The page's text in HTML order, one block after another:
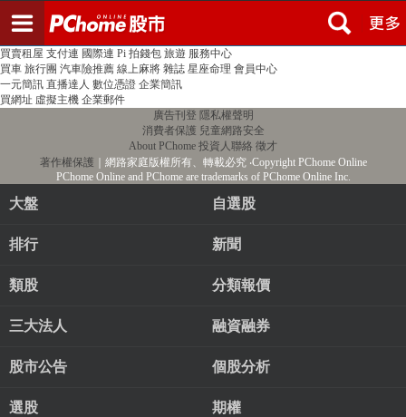
PChome首頁 線上購物 24h購物 書店
買賣租屋 支付連 國際連 Pi 拍錢包 旅遊 服務中心
買車 旅行團 汽車險推薦 線上麻將 雜誌 星座命理 會員中心
一元簡訊 直播達人 數位憑證 企業簡訊
買網址 虛擬主機 企業郵件
廣告刊登 隱私權聲明
消費者保護 兒童網路安全
About PChome 投資人聯絡 徵才
著作權保護 ｜網路家庭版權所有、轉載必究‧Copyright PChome Online
PChome Online and PChome are trademarks of PChome Online Inc.
大盤 自選股
排行 新聞
類股 分類報價
三大法人 融資融券
股市公告 個股分析
選股 期權